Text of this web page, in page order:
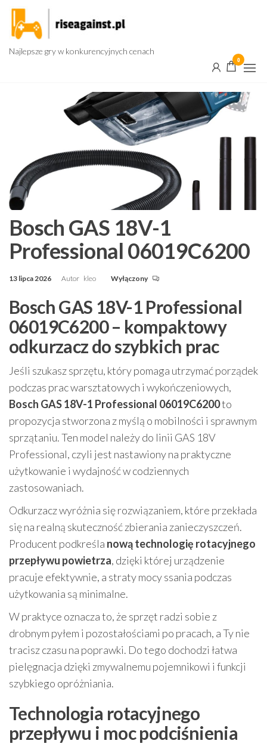
Przejdź
treści
Najlepsze gry w konkurencyjnych cenach
0
Bosch GAS 18V-1
Professional 06019C6200
13 lipca 2026 Autor kleo Wyłączony
Bosch GAS 18V-1 Professional
06019C6200 – kompaktowy
odkurzacz do szybkich prac
Jeśli szukasz sprzętu, który pomaga utrzymać porządek
podczas prac warsztatowych i wykończeniowych,
Bosch GAS 18V-1 Professional 06019C6200to
propozycja stworzona z myślą o mobilności i sprawnym
sprzątaniu. Ten model należy do linii GAS 18V
Professional, czyli jest nastawiony na praktyczne
użytkowanie i wydajność w codziennych
zastosowaniach.
Odkurzacz wyróżnia się rozwiązaniem, które przekłada
się na realną skuteczność zbierania zanieczyszczeń.
Producent podkreśla nową technologię rotacyjnego
przepływu powietrza, dzięki której urządzenie
pracuje efektywnie, a straty mocy ssania podczas
użytkowania są minimalne.
W praktyce oznacza to, że sprzęt radzi sobie z
drobnym pyłem i pozostałościami po pracach, a Ty nie
tracisz czasu na poprawki. Do tego dochodzi łatwa
pielęgnacja dzięki zmywalnemu pojemnikowi i funkcji
szybkiego opróżniania.
Technologia rotacyjnego
przepływu i moc podciśnienia